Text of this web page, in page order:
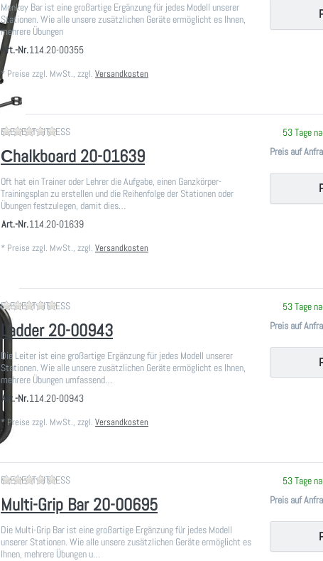
Monkey Bar ist eine großartige Ergänzung für jedes Modell unserer
Stationen. Wie alle unsere zusätzlichen Geräte ermöglicht es Ihnen,
mehrere Übungen
Art.-Nr.114.20-00355
* Preise zzgl. MwSt., zzgl. Versandkosten
ELEMENT FITNESSZu diesem Produkt liegen noch keine Bewertungen vor.
Сhalkboard 20-01639
Oft hat ein Trainer oder Lehrer die Aufgabe, einen Ganzkörper-
Trainingsplan zu erstellen und die Reihenfolge der Stationen oder
Übungen festzulegen, damit dies…
Art.-Nr.114.20-01639
* Preise zzgl. MwSt., zzgl. Versandkosten
53 Tage
Preis auf
ELEMENT FITNESSZu diesem Produkt liegen noch keine Bewertungen vor.
Ladder 20-00943
Die Leiter ist eine großartige Ergänzung für jedes Modell unserer
Stationen. Wie alle unsere zusätzlichen Geräte ermöglicht es Ihnen,
mehrere Übungen umfassend…
Art.-Nr.114.20-00943
* Preise zzgl. MwSt., zzgl. Versandkosten
53 Tage
Preis auf
ELEMENT FITNESSZu diesem Produkt liegen noch keine Bewertungen vor.
Multi-Grip Bar 20-00695
Die Multi-Grip Bar ist eine großartige Ergänzung für jedes Modell
unserer Stationen. Wie alle unsere zusätzlichen Geräte ermöglicht es
Ihnen, mehrere Übungen u…
53 Tage
Preis auf